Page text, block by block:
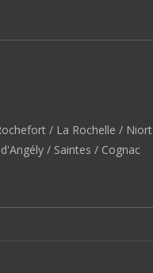
/ La Rochelle / Niort
/ Saintes / Cognac